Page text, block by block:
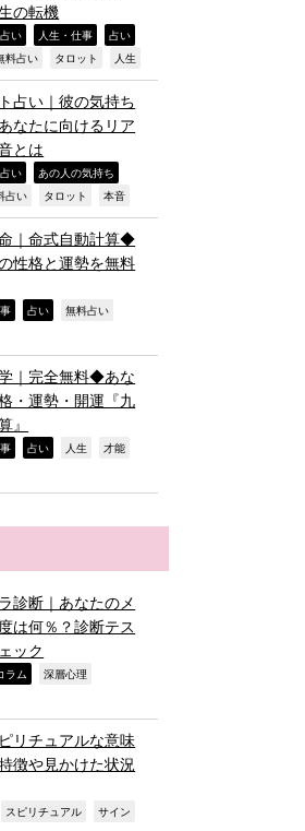
の転機
い 人生・仕事 占い
料占い タロット 人生
占い｜彼の気持ち
なたに向けるリア
とは
い あの人の気持ち
占い タロット 本音
｜命式自動計算◆
性格と運勢を無料
占い 無料占い
｜完全無料◆あな
・運勢・開運『九
』
占い 人生 才能
診断｜あなたのメ
は何％？診断テス
ック
ラム 深層心理
リチュアルな意味
徴や見かけた状況
スピリチュアル サイン